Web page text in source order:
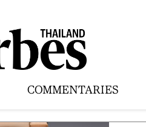
COMMENTARIES